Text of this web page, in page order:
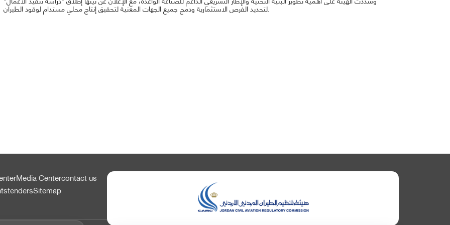
لتحديد الفرص الاستثمارية ودمج جميع الجهات المعنية لتحقيق إنتاج محلي مستدام لوقود الطيران.
Media Centercontact us
tendersSitemap